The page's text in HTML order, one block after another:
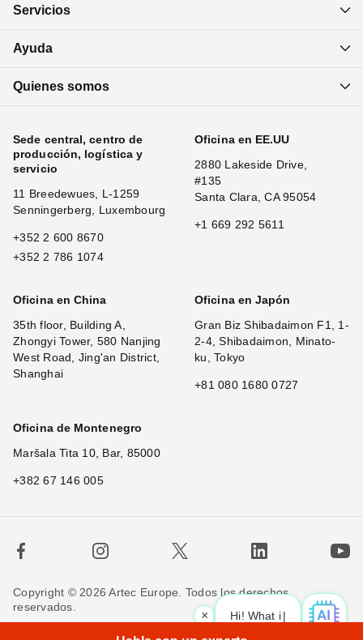
Hi! What is your reques|
Servicios
Ayuda
Quienes somos
Sede central, centro de
producción, logística y
servicio
11 Breedewues, L-1259
Senningerberg, Luxembourg
+352 2 600 8670
+352 2 786 1074
Oficina en EE.UU
2880 Lakeside Drive,
#135
Santa Clara, CA 95054
+1 669 292 5611
Oficina en China
35th floor, Building A,
Zhongyi Tower, 580 Nanjing
West Road, Jing'an District,
Shanghai
Oficina en Japón
Gran Biz Shibadaimon F1, 1-
2-4, Shibadaimon, Minato-
ku, Tokyo
+81 080 1680 0727
Oficina de Montenegro
Maršala Tita 10, Bar, 85000
+382 67 146 005
Copyright © 2026 Artec Europe. Todos los derechos
reservados.